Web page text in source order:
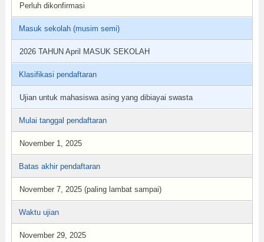
Perluh dikonfirmasi
Masuk sekolah (musim semi)
2026 TAHUN April MASUK SEKOLAH
Klasifikasi pendaftaran
Ujian untuk mahasiswa asing yang dibiayai swasta
Mulai tanggal pendaftaran
November 1, 2025
Batas akhir pendaftaran
November 7, 2025 (paling lambat sampai)
Waktu ujian
November 29, 2025